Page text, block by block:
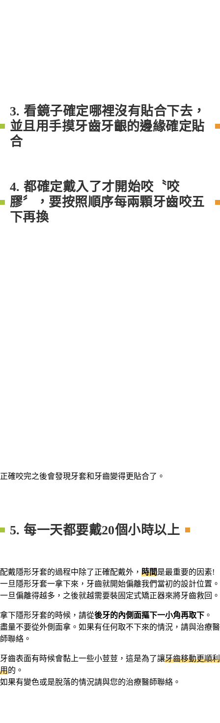
3. 看鏡子確定哪裡沒有貼合下去，
並且用手摸牙齒牙齦的邊緣確定貼
合
4. 都確定戴入了才開始咬〝咬
膠〞，要按照順序每兩顆牙齒咬五
下再換
正確咬完之後會發現牙套和牙齒變得更貼合了。
5. 每一天都要戴20個小時以上
配戴隱形牙套的過程中除了正確配戴外， 時間是最重要的因素!
一旦隱形牙套一拿下來，牙齒就開始偏離我們當初的設計位置。
一旦偏離得越多，之後就越需要裝固定式矯正器來將牙齒救回。
拿下隱形牙套的時候，請從後牙的內側面摳下一小角再取下 。
盡量不要從外側面拿。如果有任何取不下來的情況，請與治療醫
師聯絡。
牙齒表面有時候會黏上一些小荳荳，這是為了讓牙齒移動更順利
用的。
如果有變色或是脫落的情況請與您的治療醫師聯絡。